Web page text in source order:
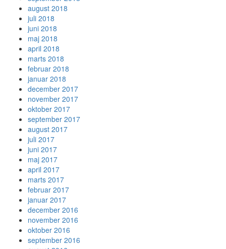
august 2018
juli 2018
juni 2018
maj 2018
april 2018
marts 2018
februar 2018
januar 2018
december 2017
november 2017
oktober 2017
september 2017
august 2017
juli 2017
juni 2017
maj 2017
april 2017
marts 2017
februar 2017
januar 2017
december 2016
november 2016
oktober 2016
september 2016